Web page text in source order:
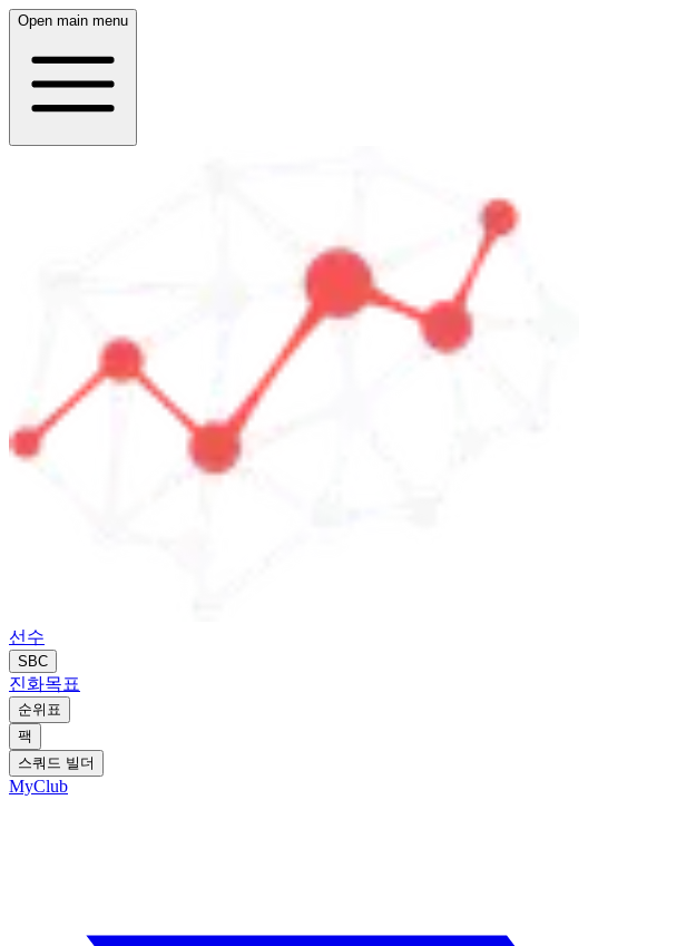
Open main menu
선수
SBC
진화목표
순위표
팩
스쿼드 빌더
MyClub